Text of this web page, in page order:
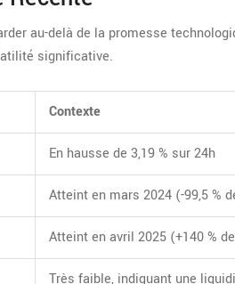
au-delà de la promesse
significative.
Contexte
En hausse de 3,19 % sur 24h
Atteint en mars 2024 (-99,5 %
Atteint en avril 2025 (+140 %
Très faible, indiquant une